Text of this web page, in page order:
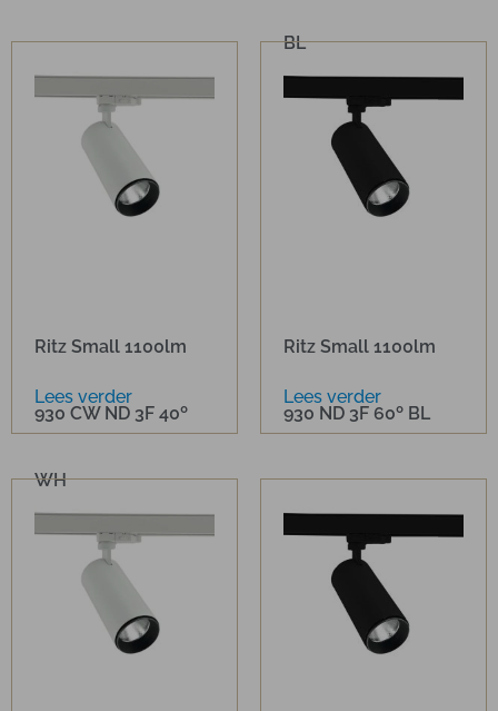
BL
Ritz Small 1100lm
930 CW ND 3F 40º
WH
Lees verder
Ritz Small 1100lm
930 ND 3F 60º BL
Lees verder